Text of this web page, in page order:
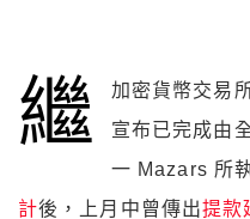
繼
加密貨幣交易
宣布已完成由
一 Mazars 所
計後，上月中曾傳出提款